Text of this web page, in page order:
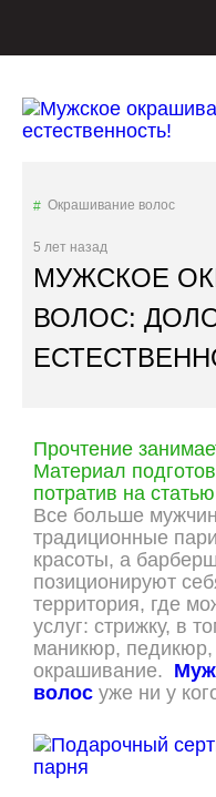
Окрашивание волос
5 лет назад
МУЖСКОЕ
ВОЛОС:
Прочтение
Материал
потратив на статью
Все больше
традиционные
красоты, а
позиционируют
территория, где
услуг: стрижку, в
маникюр, педикюр,
окрашивание.
волос уже ни у